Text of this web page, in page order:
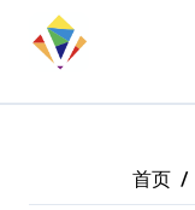
首页